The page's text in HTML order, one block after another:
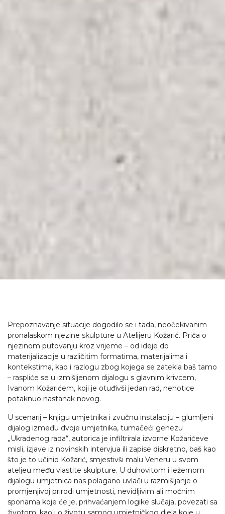
Prepoznavanje situacije dogodilo se i tada, neočekivanim
pronalaskom njezine skulpture u Atelijeru Kožarić. Priča o
njezinom putovanju kroz vrijeme – od ideje do
materijalizacije u različitim formatima, materijalima i
kontekstima, kao i razlogu zbog kojega se zatekla baš tamo
– raspliće se u izmišljenom dijalogu s glavnim krivcem,
Ivanom Kožarićem, koji je otuđivši jedan rad, nehotice
potaknuo nastanak novog.
U scenarij – knjigu umjetnika i zvučnu instalaciju – glumljeni
dijalog između dvoje umjetnika, tumačeći genezu
„Ukradenog rada“, autorica je infiltrirala izvorne Kožarićeve
misli, izjave iz novinskih intervjua ili zapise diskretno, baš kao
što je to učinio Kožarić, smjestivši malu Veneru u svom
ateljeu među vlastite skulpture. U duhovitom i ležernom
dijalogu umjetnica nas polagano uvlači u razmišljanje o
promjenjivoj prirodi umjetnosti, nevidljivim ali moćnim
sponama koje će je, prihvaćanjem logike slučaja, povezati sa